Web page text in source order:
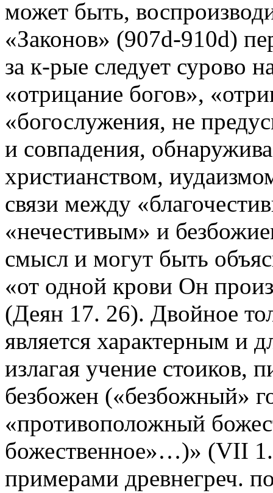
может быть,
«Законов» (907d-910d)
за к-рые следует сурово
«отрицание богов»,
«богослужения, не
и совпадения,
христианством,
связи между
«нечестивым» и
смысл и могут быть
«от одной крови Он
(Деян 17. 26). Двойное
является характерным и
излагая учение стоиков,
безбожен («безбожный»
«противоположный
божественное»…)» (VII
примерами древнегреч.